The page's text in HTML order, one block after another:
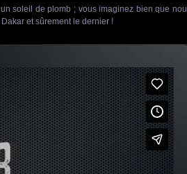
soleil de plomb ; vous imaginez bien que
et sûrement le dernier !